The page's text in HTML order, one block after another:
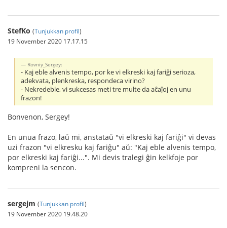
StefKo (Tunjukkan profil)
19 November 2020 17.17.15
Rovniy_Sergey:
- Kaj eble alvenis tempo, por ke vi elkreski kaj fariĝi serioza,
adekvata, plenkreska, respondeca virino?
- Nekredeble, vi sukcesas meti tre multe da aĉaĵoj en unu
frazon!
Bonvenon, Sergey!
En unua frazo, laŭ mi, anstataŭ "vi elkreski kaj fariĝi" vi devas
uzi frazon "vi elkresku kaj fariĝu" aŭ: "Kaj eble alvenis tempo,
por elkreski kaj fariĝi...". Mi devis tralegi ĝin kelkfoje por
kompreni la sencon.
sergejm (Tunjukkan profil)
19 November 2020 19.48.20